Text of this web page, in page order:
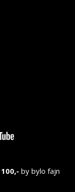
100,- by bylo fajn